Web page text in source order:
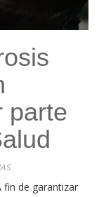
parte
fin de garantizar